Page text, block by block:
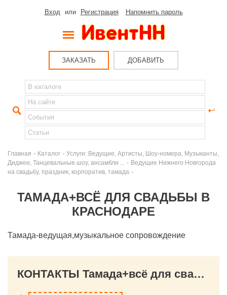
Вход или Регистрация Напомнить пароль
ЗАКАЗАТЬ ДОБАВИТЬ
Главная - Каталог - Услуги: Ведущие, Артисты, Шоу-номера, Музыканты,
Диджеи, Танцевальные шоу, ансамбли ...
- Ведущие Нижнего Новгорода
на свадьбу, праздник, корпоратив, тамада -
ТАМАДА+ВСЁ ДЛЯ СВАДЬБЫ В
КРАСНОДАРЕ
Тамада-ведущая,музыкальное сопровождение
КОНТАКТЫ Тамада+всё для свадьбы в Краснодаре